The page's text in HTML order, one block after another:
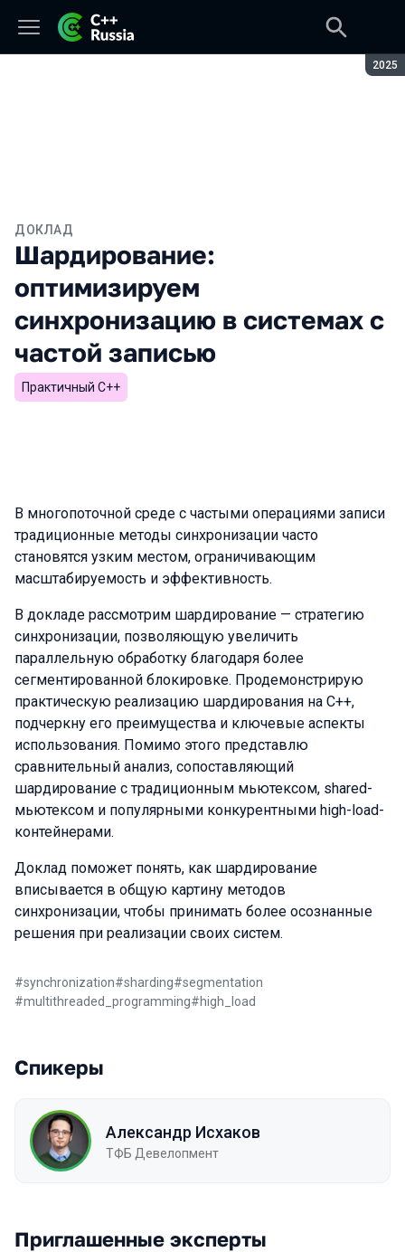
2025
ДОКЛАД
Шардирование:
оптимизируем
синхронизацию в системах с
частой записью
Практичный С++
В многопоточной среде с частыми операциями записи
традиционные методы синхронизации часто
становятся узким местом, ограничивающим
масштабируемость и эффективность.
В докладе рассмотрим шардирование — стратегию
синхронизации, позволяющую увеличить
параллельную обработку благодаря более
сегментированной блокировке. Продемонстрирую
практическую реализацию шардирования на C++,
подчеркну его преимущества и ключевые аспекты
использования. Помимо этого представлю
сравнительный анализ, сопоставляющий
шардирование с традиционным мьютексом, shared-
мьютексом и популярными конкурентными high-load-
контейнерами.
Доклад поможет понять, как шардирование
вписывается в общую картину методов
синхронизации, чтобы принимать более осознанные
решения при реализации своих систем.
#synchronization#sharding#segmentation
#multithreaded_programming#high_load
Спикеры
Александр Исхаков
ТФБ Девелопмент
Приглашенные эксперты